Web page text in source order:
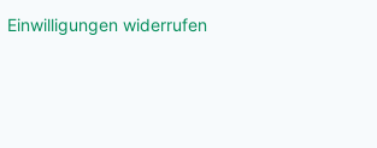
Einwilligungen widerrufen